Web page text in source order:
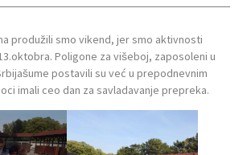
produžili smo vikend, jer smo aktivnosti
Poligone za višeboj, zaposoleni u
postavili su već u prepodnevnim
imali ceo dan za savladavanje prepreka.